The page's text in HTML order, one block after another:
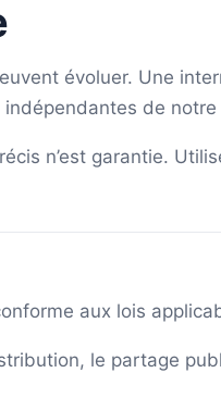
évoluer. Une
de
n’est garantie.
aux lois
le partage